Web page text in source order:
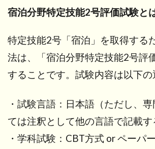
宿泊分野特定技能2号評価試験と
特定技能2号「宿泊」を取得する
法は、「宿泊分野特定技能2号評
することです。試験内容は以下の
・試験言語：日本語（ただし、
ては注釈として他の言語で記載す
・学科試験：CBT方式 or ペーパ